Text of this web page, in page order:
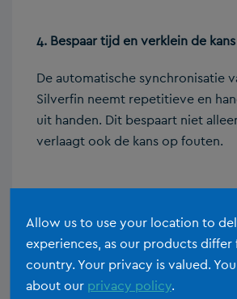
4. Bespaar tijd en verklein de
De automatische synchronisatie
Silverfin neemt repetitieve en
uit handen. Dit bespaart niet
verlaagt ook de kans op fouten.
Versterk de financiële
ondernemers en geef ze grip op
time analyses. En dankzij deze
Allow us to use your location to
experiences, as our products
country. Your privacy is valued.
about our privacy policy.